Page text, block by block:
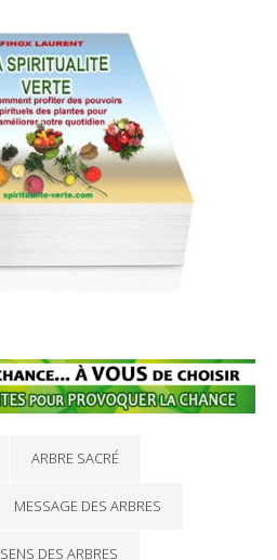
ARBRE SACRÉ
MESSAGE DES ARBRES
SENS DES ARBRES